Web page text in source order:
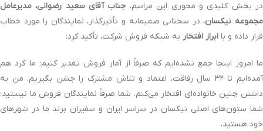
در بخش کلیدی و محوری این مراسم، جناب آقای سعید رضوانی، مدیرعامل
مجموعه نیکسان، در سخنانی صمیمانه و تأثیرگذار، نمایندگان را مورد خطاب
قرار داده و با ابراز افتخار به شبکه فروش شرکت، تأکید کرد:
ما امروز اینجا جمع نشده‌ایم که صرفاً از آمار فروش تقدیر کنیم؛ ما گرد هم
آمده‌ایم تا ۳۲ سال رفاقت، اعتماد و تلاش مشترک را جشن بگیریم. من به
داشتن چنین خانواده‌ای افتخار می‌کنم. شما صرفاً نمایندگان فروش ما نیستید؛
شما ستون‌های اصلی نیکسان در سراسر ایران و سفیران برند ما در شهرهای
خود هستید.